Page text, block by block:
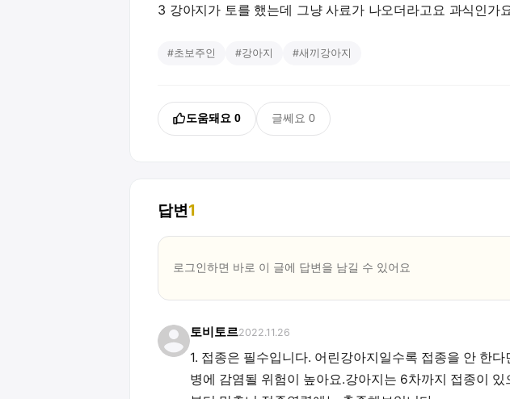
3 강아지가 토를 했는데 그냥 사료가 나오더라고요 과식인가
#초보주인 #강아지 #새끼강아지
도움돼요 0 글쎄요 0
답변1
로그인하면 바로 이 글에 답변을 남길 수 있어요
토비토르2022.11.26
1. 접종은 필수입니다. 어린강아지일수록 접종을 안 한
병에 감염될 위험이 높아요.강아지는 6차까지 접종이